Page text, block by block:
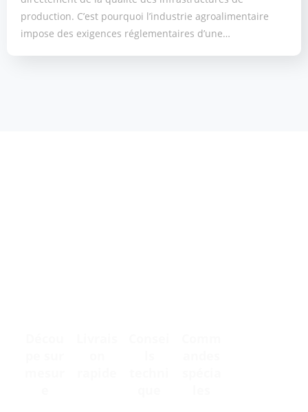
production. C’est pourquoi l’industrie agroalimentaire
impose des exigences réglementaires d’une…